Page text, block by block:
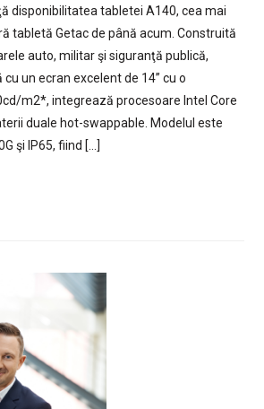
disponibilitatea tabletei A140, cea mai
tabletă Getac de până acum. Construită
auto, militar şi siguranţă publică,
un ecran excelent de 14” cu o
m2*, integrează procesoare Intel Core
duale hot-swappable. Modelul este
şi IP65, fiind […]